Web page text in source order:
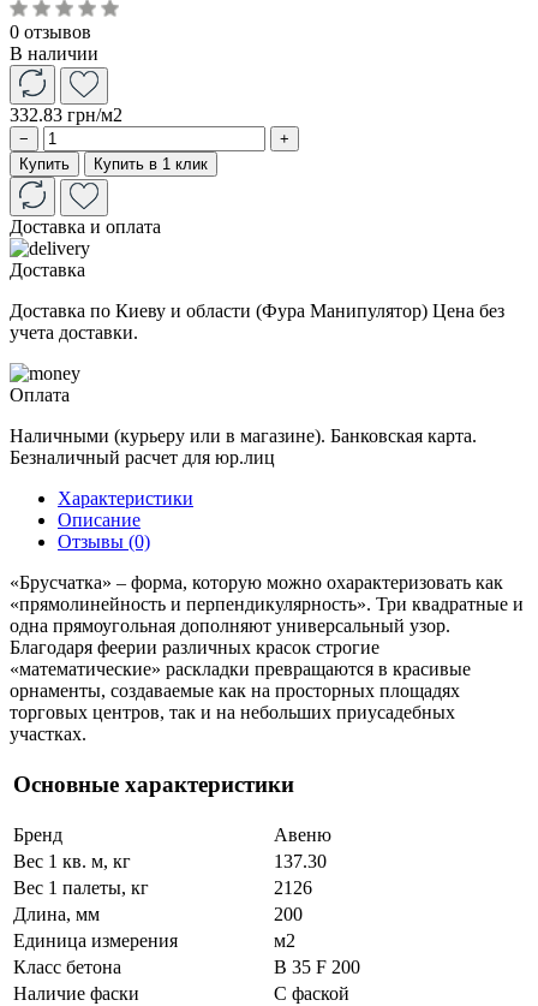
0 отзывов
В наличии
332.83 грн/м2
−
+
Купить
Купить в 1 клик
Доставка и оплата
Доставка
Доставка по Киеву и области (Фура Манипулятор) Цена без
учета доставки.
Оплата
Наличными (курьеру или в магазине). Банковская карта.
Безналичный расчет для юр.лиц
Характеристики
Описание
Отзывы (0)
«Брусчатка» – форма, которую можно охарактеризовать как
«прямолинейность и перпендикулярность». Три квадратные и
одна прямоугольная дополняют универсальный узор.
Благодаря феерии различных красок строгие
«математические» раскладки превращаются в красивые
орнаменты, создаваемые как на просторных площадях
торговых центров, так и на небольших приусадебных
участках.
Основные характеристики
Бренд
Авеню
Вес 1 кв. м, кг
137.30
Вес 1 палеты, кг
2126
Длина, мм
200
Единица измерения
м2
Класс бетона
В 35 F 200
Наличие фаски
С фаской